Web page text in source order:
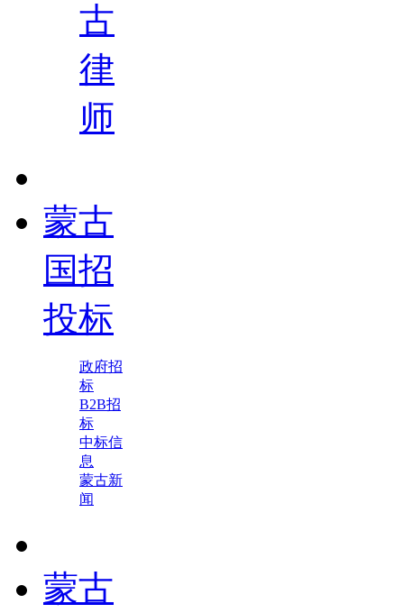
古
律
师
蒙古
国招
投标
政府招
标
B2B招
标
中标信
息
蒙古新
闻
蒙古